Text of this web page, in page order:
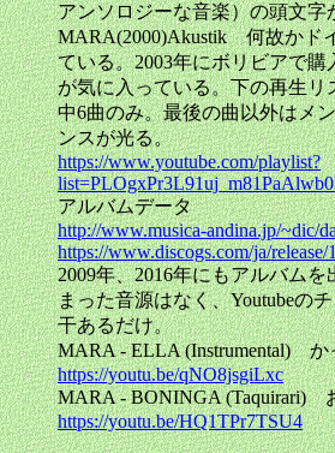
アンソロジーな音楽）の頭文字
MARA(2000)Akustik 何故かド
ている。2003年にボリビアで
が気に入っている。下の再生リ
中6曲のみ。最後の曲以外はメ
ンスが光る。
https://www.youtube.com/playlist?
アルバムデータ
http://www.musica-andina.jp/~dic/
https://www.discogs.com/ja/
2009年、2016年にもアルバム
まった音源はなく、Youtubeの
干あるだけ。
MARA - ELLA (Instrumental) か
https://youtu.be/qNO8jsgiLxc
MARA - BONINGA (Taquirari)
https://youtu.be/HQ1TPr7TSU4